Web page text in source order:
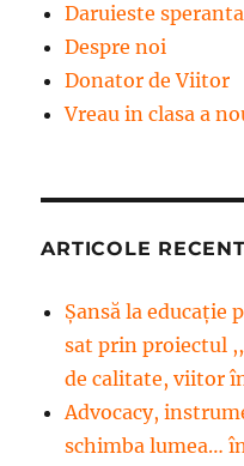
Daruieste speranta
Despre noi
Donator de Viitor
Vreau in clasa a
ARTICOLE
Șansă la educație
sat prin proiectul
de calitate, viitor
Advocacy,
schimba lumea…